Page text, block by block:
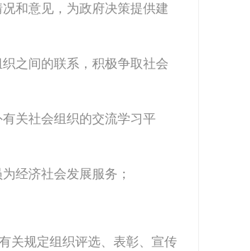
和意见，为政府决策提供建
之间的联系，积极争取社会
关社会组织的交流学习平
经济社会发展服务；
关规定组织评选、表彰、宣传